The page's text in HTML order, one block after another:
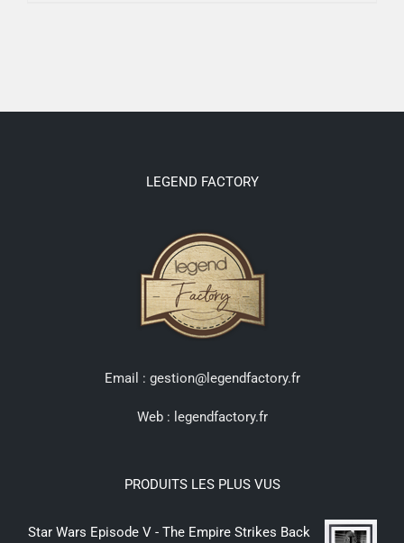
LEGEND FACTORY
Email : gestion@legendfactory.fr
Web : legendfactory.fr
PRODUITS LES PLUS VUS
Star Wars Episode V - The Empire Strikes Back